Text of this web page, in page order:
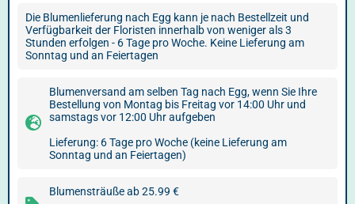
Die Blumenlieferung nach Egg kann je nach Bestellzeit und
Verfügbarkeit der Floristen innerhalb von weniger als 3
Stunden erfolgen - 6 Tage pro Woche. Keine Lieferung am
Sonntag und an Feiertagen
Blumenversand am selben Tag nach Egg, wenn Sie Ihre
Bestellung von Montag bis Freitag vor 14:00 Uhr und
samstags vor 12:00 Uhr aufgeben
Lieferung: 6 Tage pro Woche (keine Lieferung am
Sonntag und an Feiertagen)
Blumensträuße ab 25.99 €